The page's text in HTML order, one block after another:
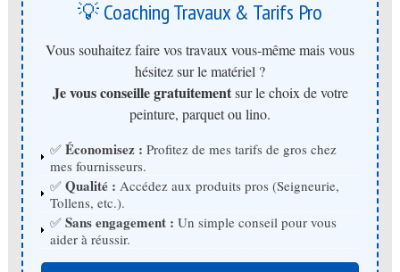
💡 Coaching Travaux & Tarifs Pro
Vous souhaitez faire vos travaux vous-même mais vous
hésitez sur le matériel ?
Je vous conseille gratuitementsur le choix de votre
peinture, parquet ou lino.
✅ Économisez : Profitez de mes tarifs de gros chez
mes fournisseurs.
✅ Qualité : Accédez aux produits pros (Seigneurie,
Tollens, etc.).
✅ Sans engagement : Un simple conseil pour vous
aider à réussir.